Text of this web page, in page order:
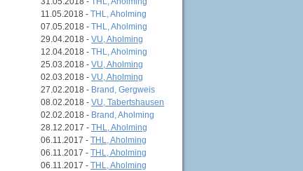
11.05.2018 - THL, Aholming
07.05.2018 - THL, Aholming
29.04.2018 - VU, Aholming
12.04.2018 - THL, Aholming
25.03.2018 - VU, Aholming
02.03.2018 - VU, Aholming
27.02.2018 - Brand, Gergweis
08.02.2018 - VU, Tabertshausen
02.02.2018 - Brand, Aholming
28.12.2017 - THL, Aholming
06.11.2017 - THL, Aholming
06.11.2017 - THL, Aholming
06.11.2017 - THL, Aholming